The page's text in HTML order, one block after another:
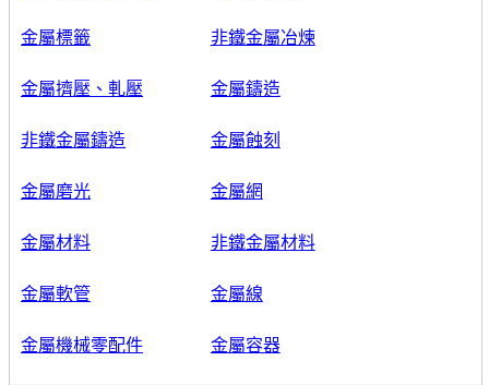
金屬標籤 非鐵金屬冶煉
金屬擠壓、軋壓 金屬鑄造
非鐵金屬鑄造 金屬蝕刻
金屬磨光 金屬網
金屬材料 非鐵金屬材料
金屬軟管 金屬線
金屬機械零配件 金屬容器